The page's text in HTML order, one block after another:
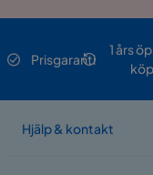
Prisgaranti
1 års
köp
Hjälp & kontakt